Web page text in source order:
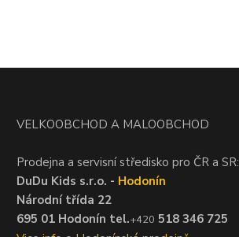
VELKOOBCHOD A MALOOBCHOD
Prodejna a servisní středisko pro ČR a SR:
DuDu Kids s.r.o. - Hodonín
Národní třída 22
695 01 Hodonín tel.+420 518 346 725